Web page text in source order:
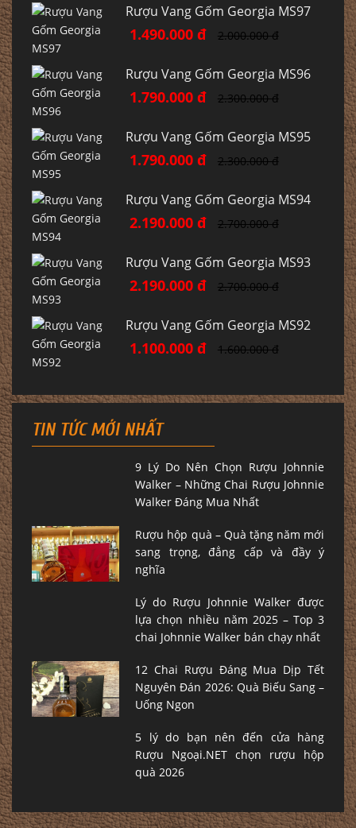
Rượu Vang Gốm Georgia MS97
1.490.000 đ 2.000.000 đ
Rượu Vang Gốm Georgia MS96
1.790.000 đ 2.300.000 đ
Rượu Vang Gốm Georgia MS95
1.790.000 đ 2.300.000 đ
Rượu Vang Gốm Georgia MS94
2.190.000 đ 2.700.000 đ
Rượu Vang Gốm Georgia MS93
2.190.000 đ 2.700.000 đ
Rượu Vang Gốm Georgia MS92
1.100.000 đ 1.600.000 đ
TIN TỨC MỚI NHẤT
9 Lý Do Nên Chọn Rượu Johnnie
Walker – Những Chai Rượu Johnnie
Walker Đáng Mua Nhất
Rượu hộp quà – Quà tặng năm mới
sang trọng, đẳng cấp và đầy ý
nghĩa
Lý do Rượu Johnnie Walker được
lựa chọn nhiều năm 2025 – Top 3
chai Johnnie Walker bán chạy nhất
12 Chai Rượu Đáng Mua Dịp Tết
Nguyên Đán 2026: Quà Biếu Sang –
Uống Ngon
5 lý do bạn nên đến cửa hàng
Rượu Ngoại.NET chọn rượu hộp
quà 2026